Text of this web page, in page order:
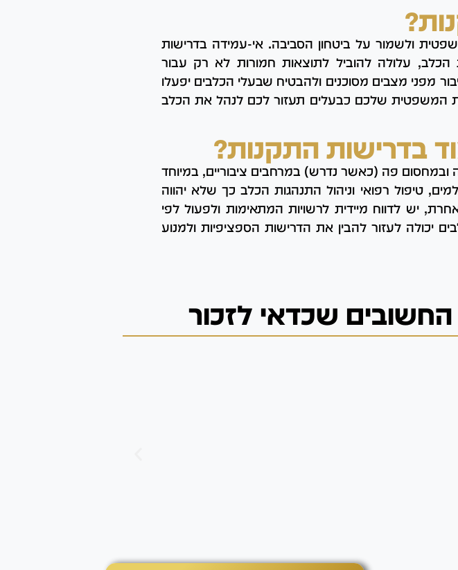
ולשמור על ביטחון הסביבה. אי-עמידה בדרישות
עלולה להוביל לתוצאות חמורות לא רק עבור
מפני מצבים מסוכנים ולהבטיח שבעלי הכלבים יפעלו
המשפטית שלכם כבעלים תעזור לכם לנהל את הכלב
בדרישות התקנות?
פה (כאשר נדרש) במרחבים ציבוריים, במיוחד
טיפול רפואי וניהול התנהגות הכלב כך שלא יהווה
יש לדווח מיידית לרשויות המתאימות ולפעול לפי
יכולה לעזור להבין את הדרישות הספציפיות ולמנוע
שכדאי לזכור